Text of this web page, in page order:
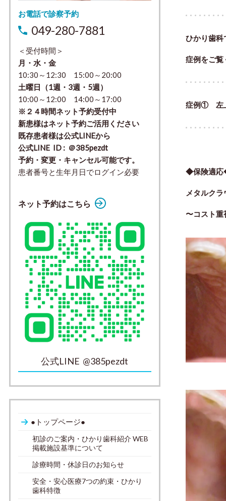
ひかり歯
症例をご覧
症例① 左
◆保険適
メタルク
〜コスト
お電話で診察予約
049-280-7881
＜受付時間＞
月・水・金
10:30～12:30 15:00～20:00
土曜日（1週・3週・5週）
10:00～12:00 14:00～17:00
※２４時間ネット予約受付中
新患様はネット予約ご活用ください
既存患者様は公式LINEから
公式LINE ID : ＠385pezdt
予約・変更・キャンセル可能です。
患者番号と生年月日でログイン必要
ネット予約はこちら
公式LINE @385pezdt
●トップページ●
初診のご案内・ひかり歯科紹介 WEB
掲載施設基準について
診療時間・休診日のお知らせ
安全・安心医療7つの約束・ひかり
歯科特徴